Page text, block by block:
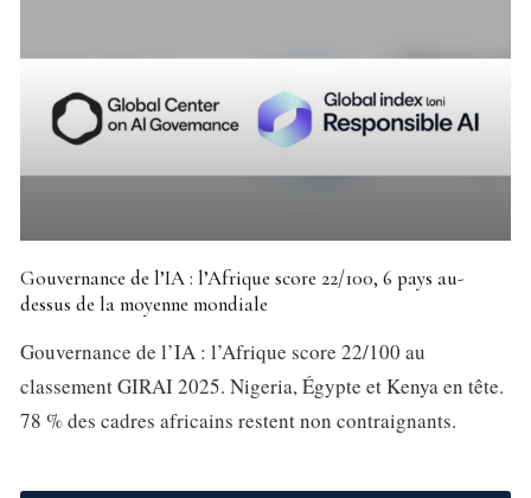
Gouvernance de l’IA : l’Afrique score 22/100, 6 pays au-
dessus de la moyenne mondiale
Gouvernance de l’IA : l’Afrique score 22/100 au
classement GIRAI 2025. Nigeria, Égypte et Kenya en tête.
78 % des cadres africains restent non contraignants.